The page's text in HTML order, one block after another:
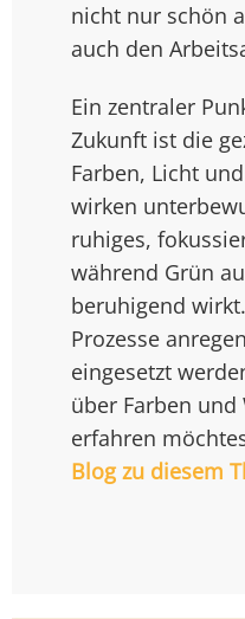
nicht nur schön
auch den
Ein zentraler
Zukunft ist die
Farben, Licht
wirken
ruhiges,
während Grün
beruhigend
Prozesse
eingesetzt
über Farben
erfahren
Blog zu diesem